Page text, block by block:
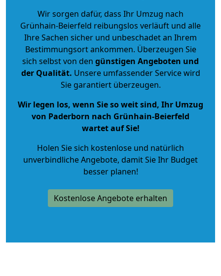
Wir sorgen dafür, dass Ihr Umzug nach
Grünhain-Beierfeld reibungslos verläuft und alle
Ihre Sachen sicher und unbeschadet an Ihrem
Bestimmungsort ankommen. Überzeugen Sie
sich selbst von den günstigen Angeboten und
der Qualität. Unsere umfassender Service wird
Sie garantiert überzeugen.
Wir legen los, wenn Sie so weit sind, Ihr Umzug
von Paderborn nach Grünhain-Beierfeld
wartet auf Sie!
Holen Sie sich kostenlose und natürlich
unverbindliche Angebote, damit Sie Ihr Budget
besser planen!
Kostenlose Angebote erhalten